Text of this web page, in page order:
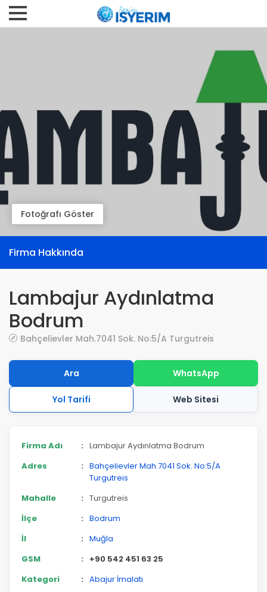
Fotoğrafı Göster
Firma Hakkında
Lambajur Aydınlatma
Bodrum
Bahçelievler Mah.7041 Sok. No:5/A Turgutreis
Ara WhatsApp
Yol Tarifi Web Sitesi
Firma Adı : Lambajur Aydınlatma Bodrum
Adres
: Bahçelievler Mah.7041 Sok. No:5/A
Turgutreis
Mahalle
: Turgutreis
İlçe
: Bodrum
İl
: Muğla
GSM
:
+90 542 451 63 25
Kategori
: Abajur İmalatı